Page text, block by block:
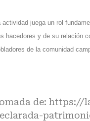
actividad juega un rol
hacedores y de su relación
de la comunidad
de: https://